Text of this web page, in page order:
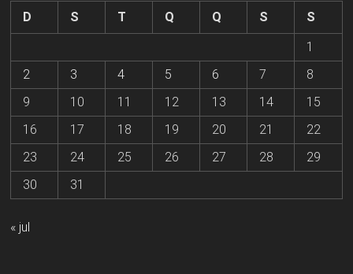
D
S T Q Q S
S
1
2
3 4 5 6 7
8
9
10 11 12 13 14
15
16
17 18 19 20 21
22
23
24 25 26 27 28
29
30
31
« jul